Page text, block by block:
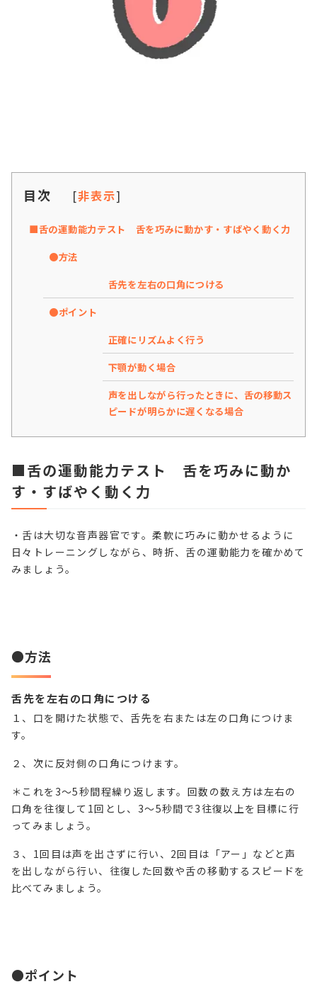
目次 [非表示]
■舌の運動能力テスト 舌を巧みに動かす・すばやく動く力
●方法
舌先を左右の口角につける
●ポイント
正確にリズムよく行う
下顎が動く場合
声を出しながら行ったときに、舌の移動ス
ピードが明らかに遅くなる場合
■舌の運動能力テスト 舌を巧みに動か
す・すばやく動く力
・舌は大切な音声器官です。柔軟に巧みに動かせるように
日々トレーニングしながら、時折、舌の運動能力を確かめて
みましょう。
●方法
舌先を左右の口角につける
１、口を開けた状態で、舌先を右または左の口角につけま
す。
２、次に反対側の口角につけます。
＊これを 3～5秒間程繰り返します。回数の数え方は左右の
口角を往復して 1回とし、3～5秒間で3 往復以上を目標に行
ってみましょう。
３、 1回目は声を出さずに行い、 2回目は「アー」などと声
を出しながら行い、往復した回数や舌の移動するスピードを
比べてみましょう。
●ポイント